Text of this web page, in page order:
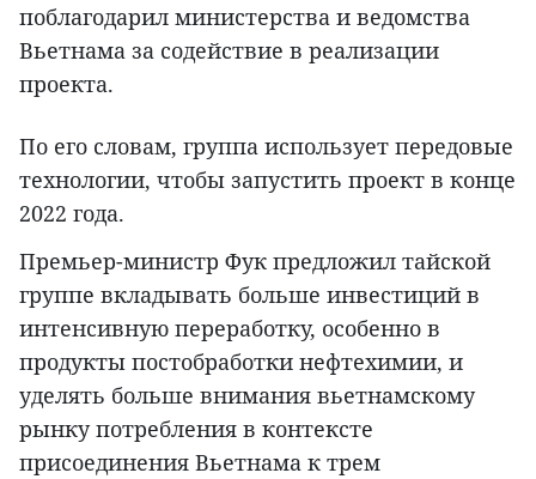
поблагодарил министерства и ведомства
Вьетнама за содействие в реализации
проекта.
По его словам, группа использует передовые
технологии, чтобы запустить проект в конце
2022 года.
Премьер-министр Фук предложил тайской
группе вкладывать больше инвестиций в
интенсивную переработку, особенно в
продукты постобработки нефтехимии, и
уделять больше внимания вьетнамскому
рынку потребления в контексте
присоединения Вьетнама к трем